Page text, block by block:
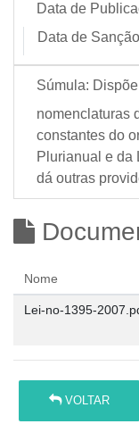
Data de
Data de
Súmula:
nomenclaturas
constantes do
Plurianual e da
dá outras
Nome
Lei-no-1395-
VOLTAR